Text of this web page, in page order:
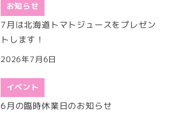
お知らせ
7月は北海道トマトジュースをプレゼン
トします！
2026年7月6日
イベント
6月の臨時休業日のお知らせ